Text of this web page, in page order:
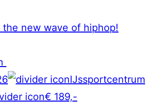
new wave of hiphop!
IJssportcentrum
€ 189,-